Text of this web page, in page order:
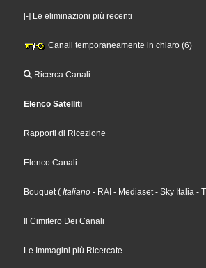
[-] Le eliminazioni più recenti
Canali temporaneamente in chiaro (6)
Ricerca Canali
Elenco Satelliti
Rapporti di Ricezione
Elenco Canali
Bouquet( Italiano - RAI - Mediaset- Sky Italia -
Il Cimitero Dei Canali
Le Immagini più Ricercate